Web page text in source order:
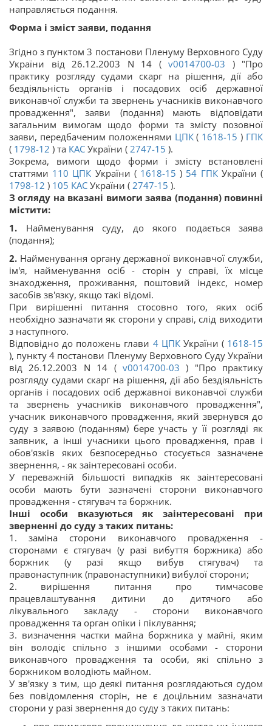
направляється подання.
Форма і зміст заяви, подання
Згідно з пунктом 3 постанови Пленуму Верховного Суду
України від 26.12.2003 N 14 ( v0014700-03 ) "Про
практику розгляду судами скарг на рішення, дії або
бездіяльність органів і посадових осіб державної
виконавчої служби та звернень учасників виконавчого
провадження", заяви (подання) мають відповідати
загальним вимогам щодо форми та змісту позовної
заяви, передбаченим положеннями ЦПК( 1618-15 ) ГПК
( 1798-12 ) та КАС України ( 2747-15 ).
Зокрема, вимоги щодо форми і змісту встановлені
статтями 110 ЦПК України ( 1618-15 ) 54 ГПКУкраїни (
1798-12 ) 105 КАС України ( 2747-15 ).
З огляду на вказані вимоги заява (подання) повинні
містити:
1. Найменування суду, до якого подається заява
(подання);
2. Найменування органу державної виконавчої служби,
ім'я, найменування осіб - сторін у справі, їх місце
знаходження, проживання, поштовий індекс, номер
засобів зв'язку, якщо такі відомі.
При вирішенні питання стосовно того, яких осіб
необхідно зазначати як сторони у справі, слід виходити
з наступного.
Відповідно до положень глави 4 ЦПКУкраїни ( 1618-15
), пункту 4 постанови Пленуму Верховного Суду України
від 26.12.2003 N 14 ( v0014700-03 ) "Про практику
розгляду судами скарг на рішення, дії або бездіяльність
органів і посадових осіб державної виконавчої служби
та звернень учасників виконавчого провадження",
учасник виконавчого провадження, який звернувся до
суду з заявою (поданням) бере участь у її розгляді як
заявник, а інші учасники цього провадження, прав і
обов'язків яких безпосередньо стосується зазначене
звернення, - як заінтересовані особи.
У переважній більшості випадків як заінтересовані
особи мають бути зазначені сторони виконавчого
провадження - стягувач та боржник.
Інші особи вказуються як заінтересовані при
зверненні до суду з таких питань:
1. заміна сторони виконавчого провадження -
сторонами є стягувач (у разі вибуття боржника) або
боржник (у разі якщо вибув стягувач) та
правонаступник (правонаступники) вибулої сторони;
2. вирішення питання про тимчасове
працевлаштування дитини до дитячого або
лікувального закладу - сторони виконавчого
провадження та орган опіки і піклування;
3. визначення частки майна боржника у майні, яким
він володіє спільно з іншими особами - сторони
виконавчого провадження та особи, які спільно з
боржником володіють майном.
У зв'язку з тим, що деякі питання розглядаються судом
без повідомлення сторін, не є доцільним зазначати
сторони у разі звернення до суду з таких питань: